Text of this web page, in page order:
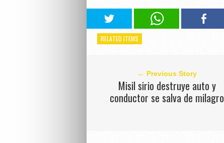
RELATED ITEMS
← Previous Story
Misil sirio destruye auto y
conductor se salva de milagro